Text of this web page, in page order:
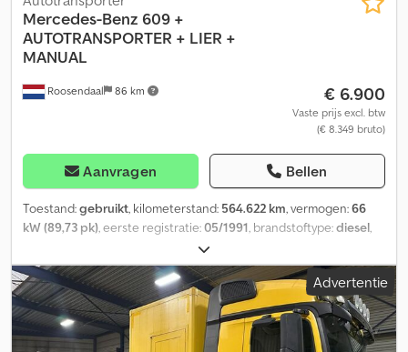
Roosendaal 86 km
Mercedes-Benz 609 +
AUTOTRANSPORTER + LIER +
MANUAL
€ 6.900
Vaste prijs excl. btw
(€ 8.349 bruto)
Aanvragen Bellen
Toestand:gebruikt, kilometerstand: 564.622 km, vermogen:66
kW (89,73 pk), eerste registratie:05/1991, brandstoftype:diesel,
, soort overbrenging:
emissieklasse:Euro 3, Bouwjaar:1991, Heeft u vragen of
suggesties? Neem dan gerust contact met ons op. Wij
garanderen een antwoord binnen 8 uur. Prijzen zijn exclusief btw.
Aan de verstrekte informatie kunnen geen rechten worden
ontleend. Telefoonnummer kantoor: Mobiel: Nederlands - Engels -
Advertentie